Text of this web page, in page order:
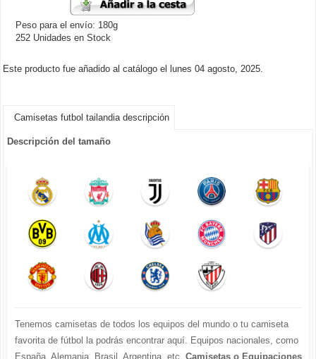
Peso para el envío: 180g
252 Unidades en Stock
Este producto fue añadido al catálogo el lunes 04 agosto, 2025.
Camisetas futbol tailandia descripción
Descripción del tamaño
Tenemos camisetas de todos los equipos del mundo o tu camiseta
favorita de fútbol la podrás encontrar aquí. Equipos nacionales, como
España, Alemania, Brasil, Argentina, etc. Camisetas o Equipaciones